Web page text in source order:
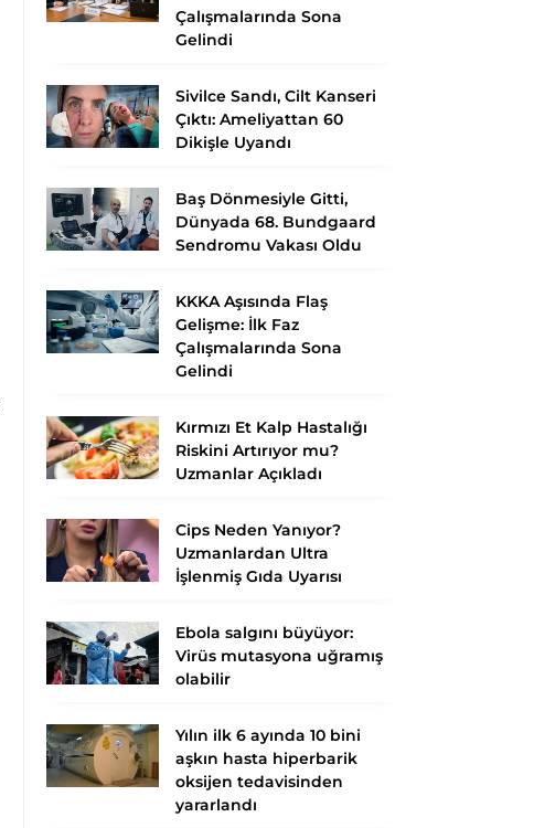
Çalışmalarında Sona
Gelindi
Sivilce Sandı, Cilt Kanseri
Çıktı: Ameliyattan 60
Dikişle Uyandı
Baş Dönmesiyle Gitti,
Dünyada 68. Bundgaard
Sendromu Vakası Oldu
KKKA Aşısında Flaş
Gelişme: İlk Faz
Çalışmalarında Sona
Gelindi
Kırmızı Et Kalp Hastalığı
Riskini Artırıyor mu?
Uzmanlar Açıkladı
Cips Neden Yanıyor?
Uzmanlardan Ultra
İşlenmiş Gıda Uyarısı
Ebola salgını büyüyor:
Virüs mutasyona uğramış
olabilir
Yılın ilk 6 ayında 10 bini
aşkın hasta hiperbarik
oksijen tedavisinden
yararlandı